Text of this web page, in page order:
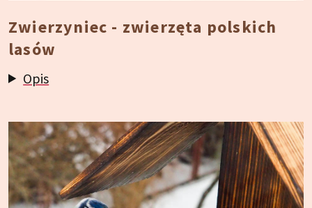
Zwierzyniec - zwierzęta polskich
lasów
Opis